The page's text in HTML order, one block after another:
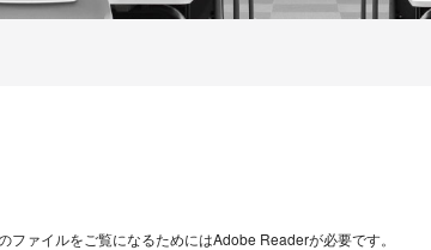
ファイルをご覧になるためにはAdobe Readerが必要です。